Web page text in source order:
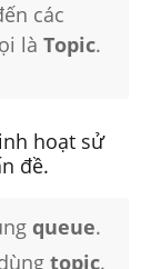
các
là Topic.
hoạt sử
đề.
queue.
topic.